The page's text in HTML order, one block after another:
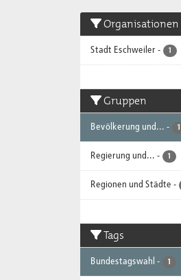
Organisationen
Stadt Eschweiler - 1
Gruppen
Bevölkerung und... - 1
Regierung und... - 1
Regionen und Städte -
Tags
Bundestagswahl - 1